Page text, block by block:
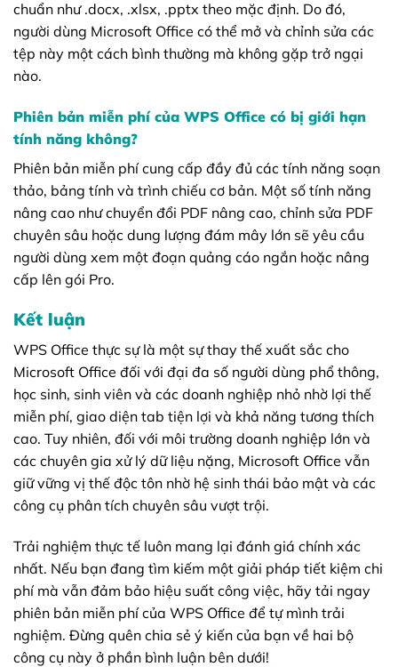
chuẩn như .docx, .xlsx, .pptx theo mặc định. Do đó,
người dùng Microsoft Office có thể mở và chỉnh sửa các
tệp này một cách bình thường mà không gặp trở ngại
nào.
Phiên bản miễn phí của WPS Office có bị giới hạn
tính năng không?
Phiên bản miễn phí cung cấp đầy đủ các tính năng soạn
thảo, bảng tính và trình chiếu cơ bản. Một số tính năng
nâng cao như chuyển đổi PDF nâng cao, chỉnh sửa PDF
chuyên sâu hoặc dung lượng đám mây lớn sẽ yêu cầu
người dùng xem một đoạn quảng cáo ngắn hoặc nâng
cấp lên gói Pro.
Kết luận
WPS Office thực sự là một sự thay thế xuất sắc cho
Microsoft Office đối với đại đa số người dùng phổ thông,
học sinh, sinh viên và các doanh nghiệp nhỏ nhờ lợi thế
miễn phí, giao diện tab tiện lợi và khả năng tương thích
cao. Tuy nhiên, đối với môi trường doanh nghiệp lớn và
các chuyên gia xử lý dữ liệu nặng, Microsoft Office vẫn
giữ vững vị thế độc tôn nhờ hệ sinh thái bảo mật và các
công cụ phân tích chuyên sâu vượt trội.
Trải nghiệm thực tế luôn mang lại đánh giá chính xác
nhất. Nếu bạn đang tìm kiếm một giải pháp tiết kiệm chi
phí mà vẫn đảm bảo hiệu suất công việc, hãy tải ngay
phiên bản miễn phí của WPS Office để tự mình trải
nghiệm. Đừng quên chia sẻ ý kiến của bạn về hai bộ
công cụ này ở phần bình luận bên dưới!